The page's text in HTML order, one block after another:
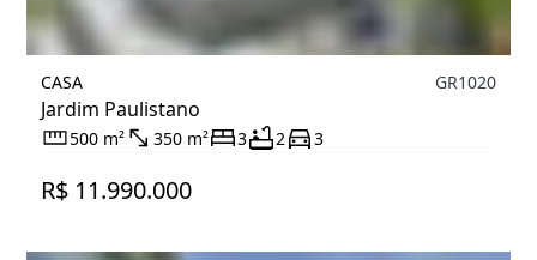
CASA
Jardim Paulistano
GR1020
500 m² 350 m² 3 2 3
R$ 11.990.000